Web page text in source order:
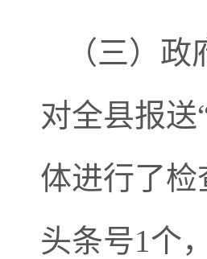
（三）
对全县报
体进行了
头条号1个